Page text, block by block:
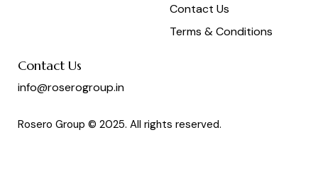
Contact Us
Terms & Conditions
Contact Us
info@roserogroup.in
Rosero Group © 2025. All rights reserved.